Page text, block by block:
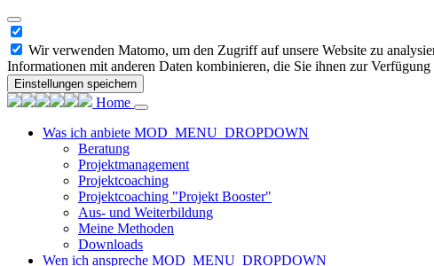
Wir verwenden Matomo, um den Zugriff auf unsere Website zu
Informationen mit anderen Daten kombinieren, die Sie ihnen zur
Einstellungen speichern
Home
Was ich anbiete MOD_MENU_DROPDOWN
Beratung
Projektmanagement
Projektcoaching
Projektcoaching "Projekt Booster"
Aus- und Weiterbildung
Meine Methoden
Downloads
Wen ich anspreche MOD_MENU_DROPDOWN